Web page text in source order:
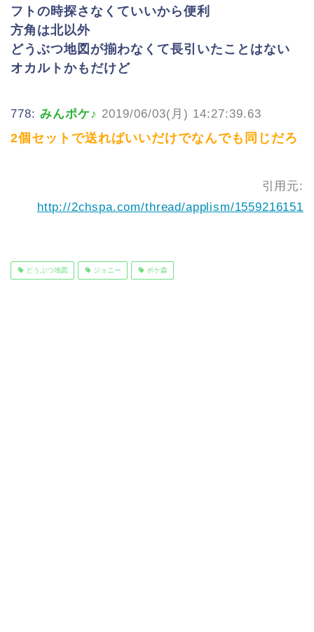
フトの時探さなくていいから便利
方角は北以外
どうぶつ地図が揃わなくて長引いたことはない
オカルトかもだけど
778: みんポケ♪ 2019/06/03(月) 14:27:39.63
2個セットで送ればいいだけでなんでも同じだろ
引用元:
http://2chspa.com/thread/applism/1559216151
どうぶつ地図 ジョニー ポケ森